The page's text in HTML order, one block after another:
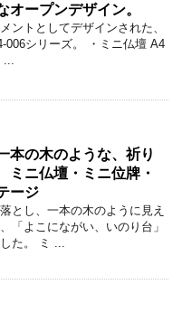
オープンデザイン。
ントとしてデザインされた、
006シリーズ。 ・ミニ仏壇 A4
本の木のような、祈り
ニ仏壇・ミニ位牌・
ージ
とし、一本の木のように見え
「よこにながい、いのり台」
た。 ミ ...